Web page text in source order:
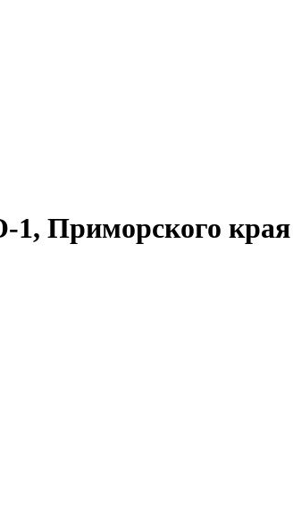
1, Приморского края